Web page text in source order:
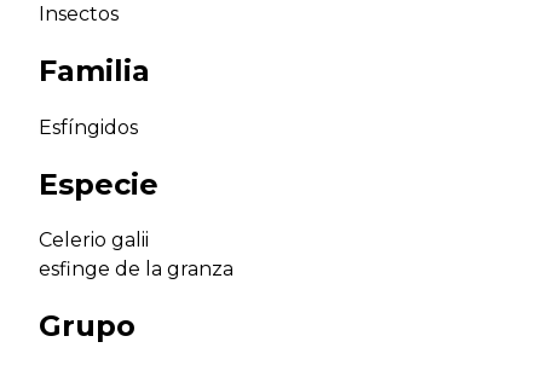
Insectos
Familia
Esfíngidos
Especie
Celerio galii
esfinge de la granza
Grupo